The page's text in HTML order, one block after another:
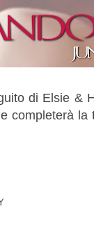
di Elsie &
completerà la